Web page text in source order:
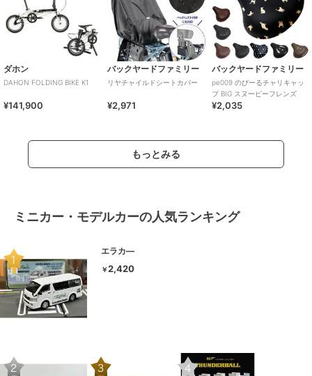
ダホン
DAHON FOLDING BIKE K1
¥141,900
バックヤードファミリー
リヤチャイルドシートカバー
¥2,971
バックヤードファミリー
pe009 のびーるチャリキャッ
プ BIG スヌーピーフレンズ
¥2,035
もっとみる
ミニカー・モデルカーの人気ランキング
エラカ―
￥2,420